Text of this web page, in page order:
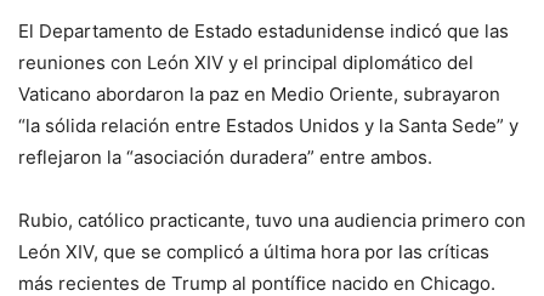
El Departamento de Estado estadunidense indicó que las
reuniones con León XIV y el principal diplomático del
Vaticano abordaron la paz en Medio Oriente, subrayaron
“la sólida relación entre Estados Unidos y la Santa Sede” y
reflejaron la “asociación duradera” entre ambos.
Rubio, católico practicante, tuvo una audiencia primero con
León XIV, que se complicó a última hora por las críticas
más recientes de Trump al pontífice nacido en Chicago.